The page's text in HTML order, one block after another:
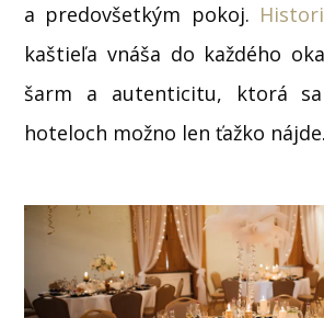
a predovšetkým pokoj.
kaštieľa vnáša do každého
šarm a autenticitu, ktorá
hoteloch možno len ťažko nájde.